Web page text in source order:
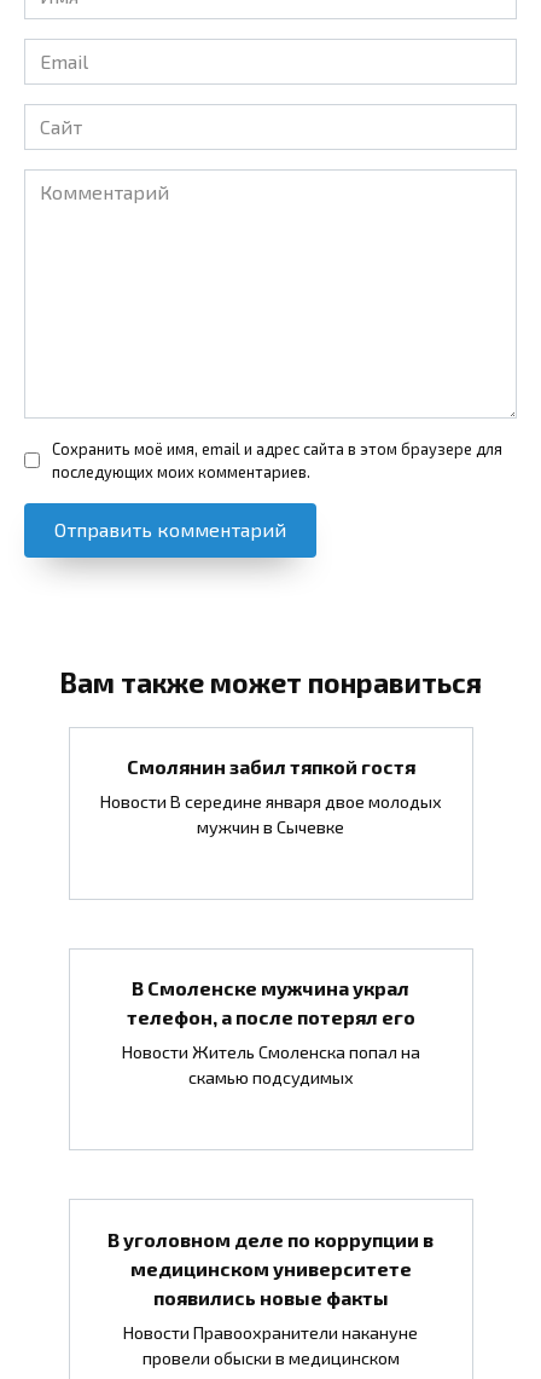
*
Email
*
Сайт
Комментарий
Сохранить моё имя, email и адрес сайта в этом браузере для
последующих моих комментариев.
Вам также может понравиться
Смолянин забил тяпкой гостя
Новости В середине января двое молодых
мужчин в Сычевке
В Смоленске мужчина украл
телефон, а после потерял его
Новости Житель Смоленска попал на
скамью подсудимых
В уголовном деле по коррупции в
медицинском университете
появились новые факты
Новости Правоохранители накануне
провели обыски в медицинском